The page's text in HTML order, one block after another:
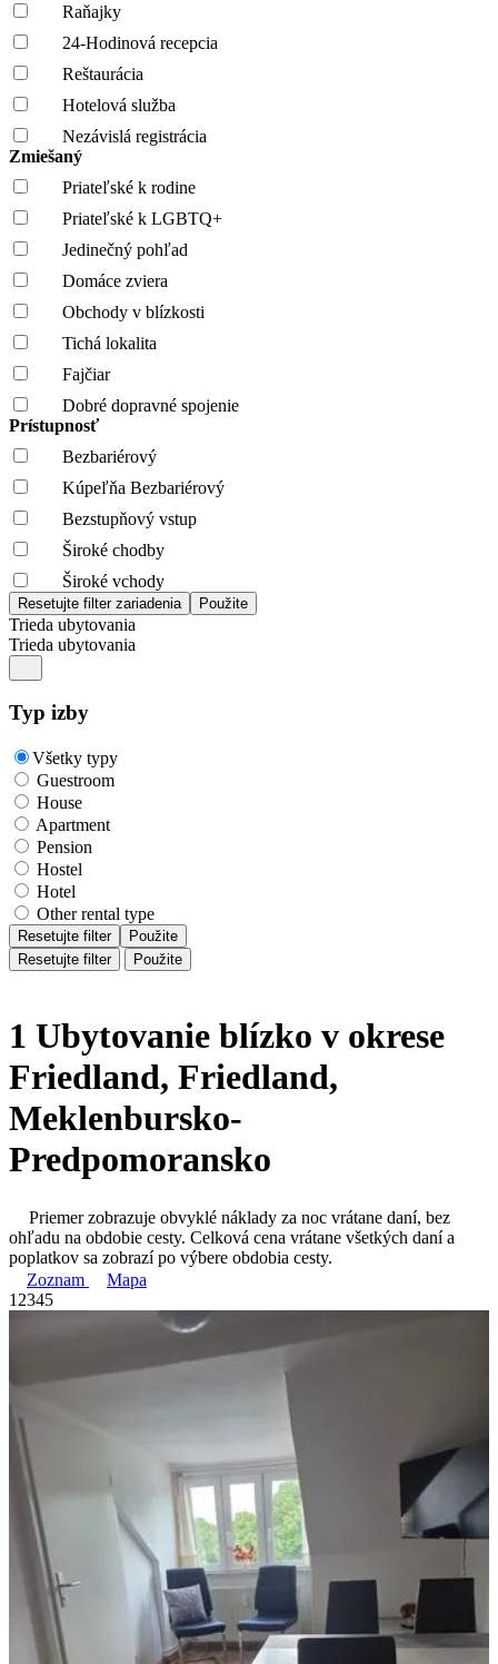
Raňajky
24-Hodinová recepcia
Reštaurácia
Hotelová služba
Nezávislá registrácia
Zmiešaný
Priateľské k rodine
Priateľské k LGBTQ+
Jedinečný pohľad
Domáce zviera
Obchody v blízkosti
Tichá lokalita
Fajčiar
Dobré dopravné spojenie
Prístupnosť
Bezbariérový
Kúpeľňa Bezbariérový
Bezstupňový vstup
Široké chodby
Široké vchody
Trieda ubytovania
Trieda ubytovania
Typ izby
Všetky typy
Guestroom
House
Apartment
Pension
Hostel
Hotel
Other rental type
Resetujte filter
Použite
Resetujte filter
Použite
1 Ubytovanie blízko v okrese
Friedland, Friedland,
Meklenbursko-
Predpomoransko
Priemer zobrazuje obvyklé náklady za noc vrátane daní, bez
ohľadu na obdobie cesty. Celková cena vrátane všetkých daní a
poplatkov sa zobrazí po výbere obdobia cesty.
Zoznam
Mapa
1 2345